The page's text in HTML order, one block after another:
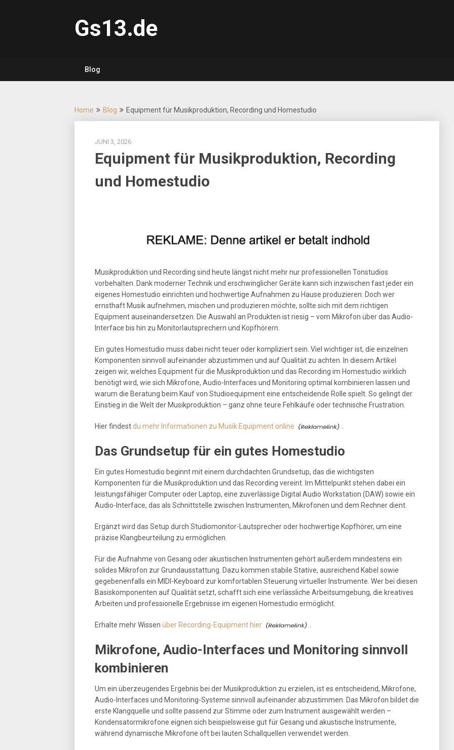
Gs13.de
Blog
Home Blog Equipment für Musikproduktion, Recording und Homestudio
JUNI 3, 2026
Equipment für Musikproduktion, Recording
und Homestudio
Musikproduktion und Recording sind heute längst nicht mehr nur professionellen Tonstudios
vorbehalten. Dank moderner Technik und erschwinglicher Geräte kann sich inzwischen fast jeder ein
eigenes Homestudio einrichten und hochwertige Aufnahmen zu Hause produzieren. Doch wer
ernsthaft Musik aufnehmen, mischen und produzieren möchte, sollte sich mit dem richtigen
Equipment auseinandersetzen. Die Auswahl an Produkten ist riesig – vom Mikrofon über das Audio-
Interface bis hin zu Monitorlautsprechern und Kopfhörern.
Ein gutes Homestudio muss dabei nicht teuer oder kompliziert sein. Viel wichtiger ist, die einzelnen
Komponenten sinnvoll aufeinander abzustimmen und auf Qualität zu achten. In diesem Artikel
zeigen wir, welches Equipment für die Musikproduktion und das Recording im Homestudio wirklich
benötigt wird, wie sich Mikrofone, Audio-Interfaces und Monitoring optimal kombinieren lassen und
warum die Beratung beim Kauf von Studioequipment eine entscheidende Rolle spielt. So gelingt der
Einstieg in die Welt der Musikproduktion – ganz ohne teure Fehlkäufe oder technische Frustration.
Hier findestdu mehr Informationen zu Musik Equipment online
Das Grundsetup für ein gutes Homestudio
Ein gutes Homestudio beginnt mit einem durchdachten Grundsetup, das die wichtigsten
Komponenten für die Musikproduktion und das Recording vereint. Im Mittelpunkt stehen dabei ein
leistungsfähiger Computer oder Laptop, eine zuverlässige Digital Audio Workstation (DAW) sowie ein
Audio-Interface, das als Schnittstelle zwischen Instrumenten, Mikrofonen und dem Rechner dient.
Ergänzt wird das Setup durch Studiomonitor-Lautsprecher oder hochwertige Kopfhörer, um eine
präzise Klangbeurteilung zu ermöglichen.
Für die Aufnahme von Gesang oder akustischen Instrumenten gehört außerdem mindestens ein
solides Mikrofon zur Grundausstattung. Dazu kommen stabile Stative, ausreichend Kabel sowie
gegebenenfalls ein MIDI-Keyboard zur komfortablen Steuerung virtueller Instrumente. Wer bei diesen
Basiskomponenten auf Qualität setzt, schafft sich eine verlässliche Arbeitsumgebung, die kreatives
Arbeiten und professionelle Ergebnisse im eigenen Homestudio ermöglicht.
Erhalte mehr Wissen über Recording-Equipment hier
Mikrofone, Audio-Interfaces und Monitoring sinnvoll
kombinieren
Um ein überzeugendes Ergebnis bei der Musikproduktion zu erzielen, ist es entscheidend, Mikrofone,
Audio-Interfaces und Monitoring-Systeme sinnvoll aufeinander abzustimmen. Das Mikrofon bildet die
erste Klangquelle und sollte passend zur Stimme oder zum Instrument ausgewählt werden –
Kondensatormikrofone eignen sich beispielsweise gut für Gesang und akustische Instrumente,
während dynamische Mikrofone oft bei lauten Schallquellen verwendet werden.